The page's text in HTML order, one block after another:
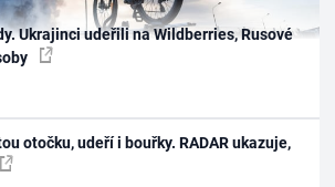
Ukrajinci udeřili na Wildberries, Rusové
otočku, udeří i bouřky. RADAR ukazuje,